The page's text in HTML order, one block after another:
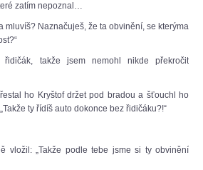
zatím nepoznal…
mluvíš? Naznačuješ, že ta obvinění, se kterýma
takže jsem nemohl nikde překročit
ho Kryštof držet pod bradou a šťouchl ho
ty řídíš auto dokonce bez řidičáku?!“
vložil: „Takže podle tebe jsme si ty obvinění